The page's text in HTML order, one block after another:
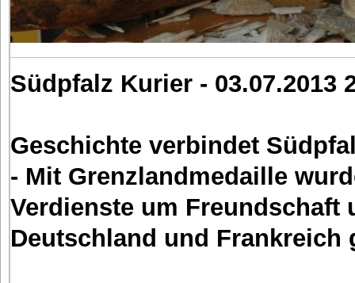
Südpfalz Kurier - 03.07.2013
Geschichte verbindet
- Mit Grenzlandmedaille
Verdienste um Freundschaft
Deutschland und Frankreich